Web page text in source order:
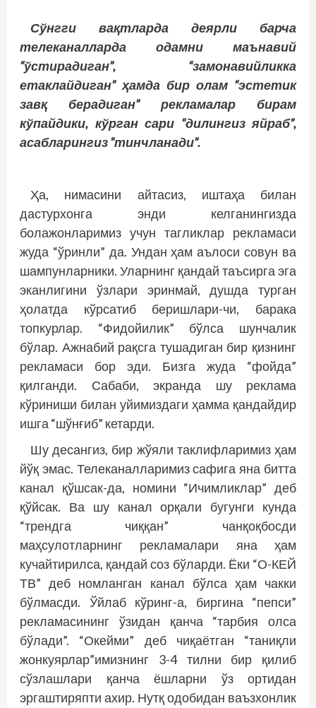
Сўнгги вақтларда деярли барча
телеканалларда одамни маънавий
“ўстирадиган”, “замонавийликка
етаклайдиган” ҳамда бир олам “эстетик
завқ берадиган” рекламалар бирам
кўпайдики, кўрган сари “дилингиз яйраб”,
асабларингиз “тинчланади”.
Ҳа, нимасини айтасиз, иштаҳа билан
дастурхонга энди келганингизда
болажонларимиз учун тагликлар рекламаси
жуда “ўринли” да. Ундан ҳам аълоси совун ва
шампунларники. Уларнинг қандай таъсирга эга
эканлигини ўзлари эринмай, душда турган
ҳолатда кўрсатиб беришлари-чи, барака
топкурлар. “Фидойилик” бўлса шунчалик
бўлар. Ажнабий рақсга тушадиган бир қизнинг
рекламаси бор эди. Бизга жуда “фойда”
қилганди. Сабаби, экранда шу реклама
кўриниши билан уйимиздаги ҳамма қандайдир
ишга “шўнғиб” кетарди.
Шу десангиз, бир жўяли таклифларимиз ҳам
йўқ эмас. Телеканалларимиз сафига яна битта
канал қўшсак-да, номини “Ичимликлар” деб
қўйсак. Ва шу канал орқали бугунги кунда
“трендга чиққан” чанқоқбосди
маҳсулотларнинг рекламалари яна ҳам
кучайтирилса, қандай соз бўларди. Ёки “О-КЕЙ
ТВ” деб номланган канал бўлса ҳам чакки
бўлмасди. Ўйлаб кўринг-а, биргина “пепси”
рекламасининг ўзидан қанча “тарбия олса
бўлади”. “Окейми” деб чиқаётган “таниқли
жонкуярлар”имизнинг 3-4 тилни бир қилиб
сўзлашлари қанча ёшларни ўз ортидан
эргаштиряпти ахир. Нутқ одобидан ваъзхонлик